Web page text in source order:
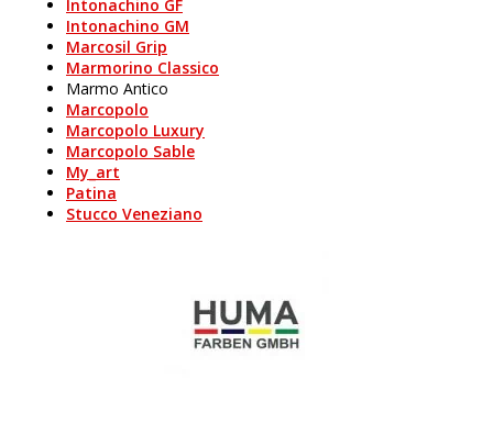
Intonachino GF
Intonachino GM
Marcosil Grip
Marmorino Classico
Marmo Antico
Marcopolo
Marcopolo Luxury
Marcopolo Sable
My_art
Patina
Stucco Veneziano